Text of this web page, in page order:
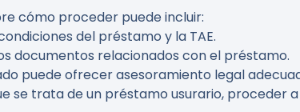
cómo proceder puede incluir:
del préstamo y la TAE.
documentos relacionados con el préstamo.
puede ofrecer asesoramiento legal
se trata de un préstamo usurario, proceder